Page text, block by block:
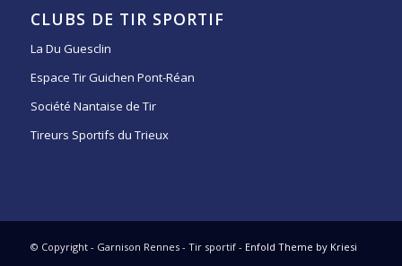
CLUBS DE TIR SPORTIF
La Du Guesclin
Espace Tir Guichen Pont-Réan
Société Nantaise de Tir
Tireurs Sportifs du Trieux
© Copyright - Garnison Rennes - Tir sportif - Enfold Theme by Kriesi